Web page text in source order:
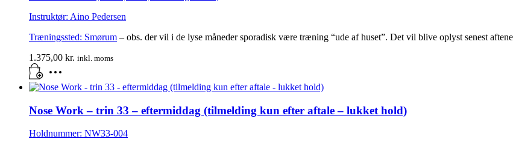
Instruktør: Aino Pedersen
Træningssted: Smørum – obs. der vil i de lyse måneder sporadisk være træning “ude af huset”. Det vil blive oplyst senest
1.375,00 kr. inkl. moms
Nose Work – trin 33 – eftermiddag (tilmelding kun efter aftale – lukket hold)
Holdnummer: NW33-004